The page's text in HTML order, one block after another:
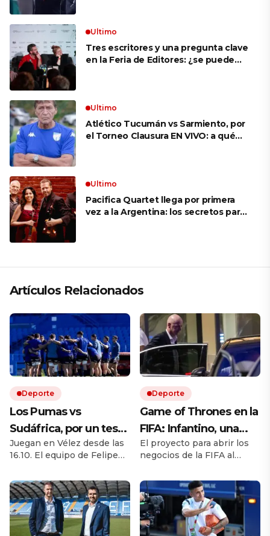
Ultimo
Tres escritores y una pregunta clave
en la Feria de Editores: ¿se puede
Ultimo
Atlético Tucumán vs Sarmiento, por
el Torneo Clausura EN VIVO: a qué
Ultimo
Pacifica Quartet llega por primera
vez a la Argentina: los secretos para
Artículos Relacionados
Deporte
Los Pumas vs
Sudáfrica, por un test
match EN VIVO: a qué
hora juegan,
formaciones y cómo
ver el partido
Juegan en Vélez desde las
16.10. El equipo de Felipe
cuatro debutantes. Por
ESPN y Disney +
Deporte
Game of Thrones en la
FIFA: Infantino, una
rebelión en marcha y
la batalla por el trono
El proyecto para abrir los
negocios de la FIFA al
fuerte disputa interna.
Europa cuestiona al
presidente, mientras
Sudamérica, África y parte
de Asia cierran filas